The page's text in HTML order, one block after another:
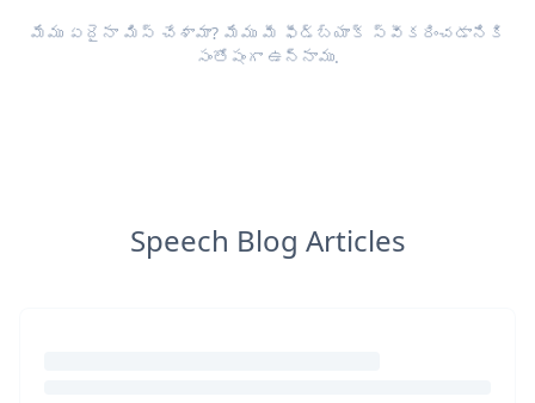
మేము ఏదైనా మిస్ చేశామా? మేము మీ ఫీడ్‌బ్యాక్ స్వీకరించడానికి
సంతోషంగా ఉన్నాము.
Speech Blog Articles